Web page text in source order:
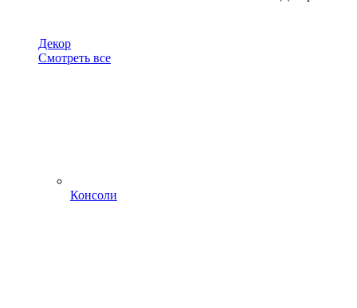
Декор
Смотреть все
Консоли